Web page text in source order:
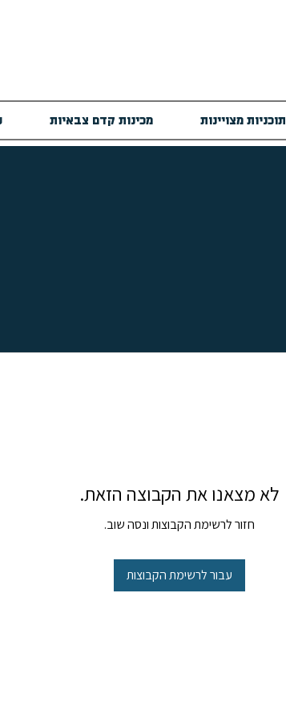
תוכניות מצויינות מכינות קדם צבאיות
לא מצאנו את הקבוצה הזאת.
חזור לרשימת הקבוצות ונסה שוב.
עבור לרשימת הקבוצות